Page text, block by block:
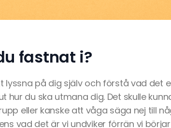
fastnat i?
på dig själv och förstå vad det
hur du ska utmana dig. Det skulle
eller kanske att våga säga nej till
vad det är vi undviker förrän vi